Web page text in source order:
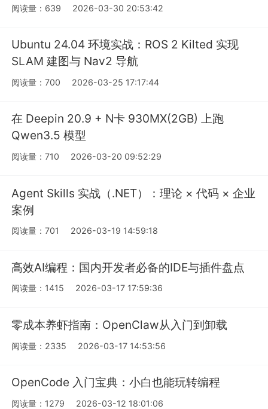
阅读量：639 2026-03-30 20:53:42
Ubuntu 24.04 环境实战：ROS 2 Kilted 实现
SLAM 建图与 Nav2 导航
阅读量：700 2026-03-25 17:17:44
在 Deepin 20.9 + N卡 930MX(2GB) 上跑
Qwen3.5 模型
阅读量：710 2026-03-20 09:52:29
Agent Skills 实战（.NET）：理论 × 代码 × 企业
案例
阅读量：701 2026-03-19 14:59:18
高效AI编程：国内开发者必备的IDE与插件盘点
阅读量：1415 2026-03-17 17:59:36
零成本养虾指南：OpenClaw从入门到卸载
阅读量：2335 2026-03-17 14:53:56
OpenCode 入门宝典：小白也能玩转编程
阅读量：1279 2026-03-12 18:01:06